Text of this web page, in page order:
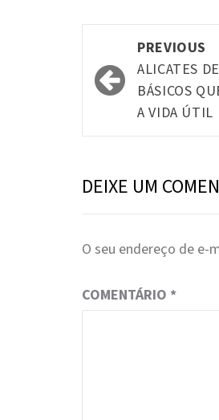
navigation
PREVIOUS
ALICATES
BÁSICOS
A VIDA ÚTIL
DEIXE UM
O seu endereço de e-
COMENTÁRIO *